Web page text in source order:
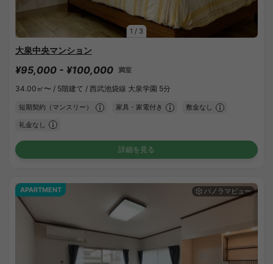
1 / 3
大泉中央マンション
¥95,000 - ¥100,000 満室
34.00㎡〜 / 5階建て / 西武池袋線 大泉学園 5分
短期契約（マンスリー） 家具・家電付き 敷金なし
礼金なし
詳細を見る
APARTMENT